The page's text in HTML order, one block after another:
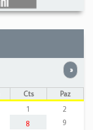
»
Cts
Paz
1
2
8
9